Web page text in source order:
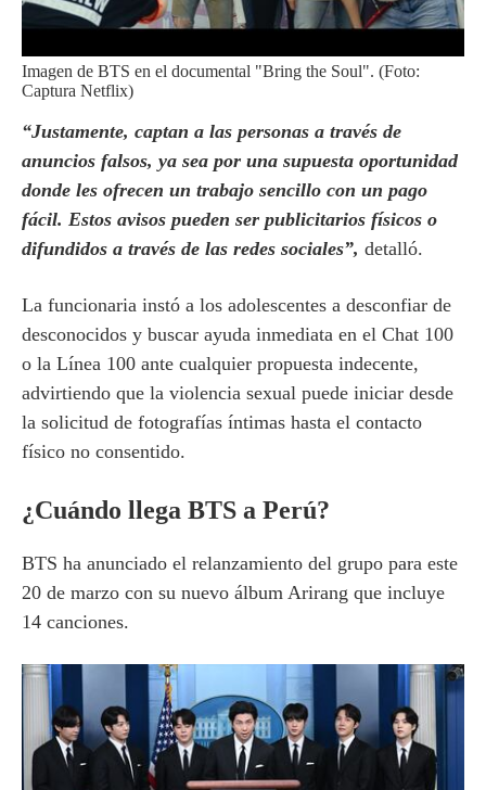
Imagen de BTS en el documental "Bring the Soul". (Foto:
Captura Netflix)
“Justamente, captan a las personas a través de
anuncios falsos, ya sea por una supuesta oportunidad
donde les ofrecen un trabajo sencillo con un pago
fácil. Estos avisos pueden ser publicitarios físicos o
difundidos a través de las redes sociales”, detalló.
La funcionaria instó a los adolescentes a desconfiar de
desconocidos y buscar ayuda inmediata en el Chat 100
o la Línea 100 ante cualquier propuesta indecente,
advirtiendo que la violencia sexual puede iniciar desde
la solicitud de fotografías íntimas hasta el contacto
físico no consentido.
¿Cuándo llega BTS a Perú?
BTS ha anunciado el relanzamiento del grupo para este
20 de marzo con su nuevo álbum Arirang que incluye
14 canciones.